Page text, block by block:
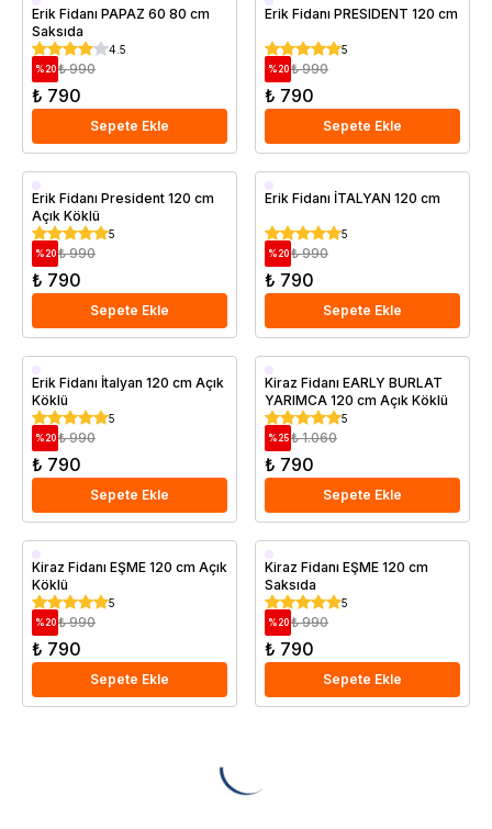
Aşılı
Erkenci
Saksıda
Erik Fidanı PAPAZ 60 80 cm
Saksıda
4.5
%20 ₺ 990
₺ 790
Sepete Ekle
Aşılı
Saksıda
Erik Fidanı PRESIDENT 120 cm
5
%20 ₺ 990
₺ 790
Sepete Ekle
Aşılı
Geççi
Erik Fidanı President 120 cm
Açık Köklü
5
%20 ₺ 990
₺ 790
Sepete Ekle
Aşılı
Saksıda
Erik Fidanı İTALYAN 120 cm
5
%20 ₺ 990
₺ 790
Sepete Ekle
Aşılı
Erkenci
Erik Fidanı İtalyan 120 cm Açık
Köklü
5
%20 ₺ 990
₺ 790
Sepete Ekle
Aşılı
Erkenci
Kiraz Fidanı EARLY BURLAT
YARIMCA 120 cm Açık Köklü
5
%25 ₺ 1.060
₺ 790
Sepete Ekle
Aşılı
Erkenci
Kiraz Fidanı EŞME 120 cm Açık
Köklü
5
%20 ₺ 990
₺ 790
Sepete Ekle
Aşılı
Erkenci
Saksıda
Kiraz Fidanı EŞME 120 cm
Saksıda
5
%20 ₺ 990
₺ 790
Sepete Ekle